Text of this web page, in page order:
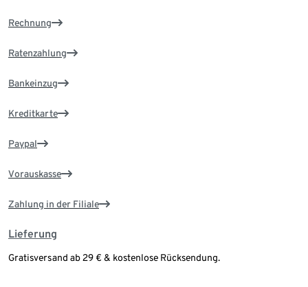
Rechnung
Ratenzahlung
Bankeinzug
Kreditkarte
Paypal
Vorauskasse
Zahlung in der Filiale
Lieferung
Gratisversand ab 29 € & kostenlose Rücksendung.